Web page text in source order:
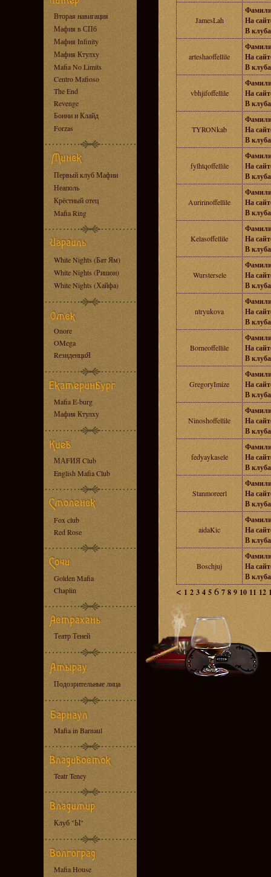
Вторая навигация
Мафия в СПб
Мафия Infinity
Мафия Ктулху
Mafia No Limits
Centro Mafioso
The End
Revenge
Бонни и Клайд
Forzas
Первый клуб Мафии
Неаполь
Крёстный отец
Mafia Ring
White Nights (Бат Ям)
White Nights (Ришон)
White Nights (Хайфа)
Onore
OMega
RезиденциЯ
Mafia E-burg
Мафия Ктулху
МАFИЯ Club
English Mafia Club
Fox club
Red Rose
Golden Mafia
Chaplin
Театр Теней
Подозрительные лица
Mafia in Barnaul
Teatr Teney
Клуб "Ы"
Mafia House
JamesLah
На
В
arteshaoffellile
На
В
vbhjifoffellile
На
В
TYRONkab
На
В
fylhtqoffellile
На
В
Auririnoffellile
На
В
Kelasoffellile
На
В
Wurstersele
На
В
ntryukova
На
В
Borneoffellile
На
В
GregoryImize
На
В
Ninoshoffellile
На
В
fedyaykasele
На
В
Stanmoreerl
На
В
aidaKic
На
В
Boschjuj
На
В
< 1 2 3 4 5 6 7 8 9 10 11 12